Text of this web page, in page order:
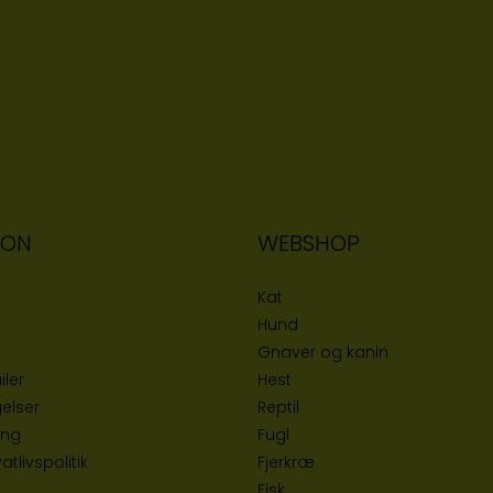
WEBSHOP
Kat
Hund
Gnaver og kanin
Hest
Reptil
Fugl
Fjerkræ